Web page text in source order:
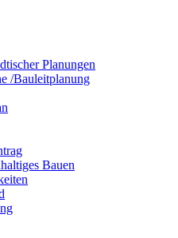
Planungen
/Bauleitplanung
Bauen